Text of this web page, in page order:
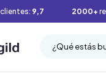
9,7 2000+
¿Qué estás